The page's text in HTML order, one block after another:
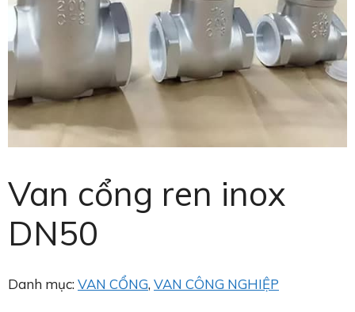
Van cổng ren inox
DN50
Danh mục:VAN CỔNG, VAN CÔNG NGHIỆP